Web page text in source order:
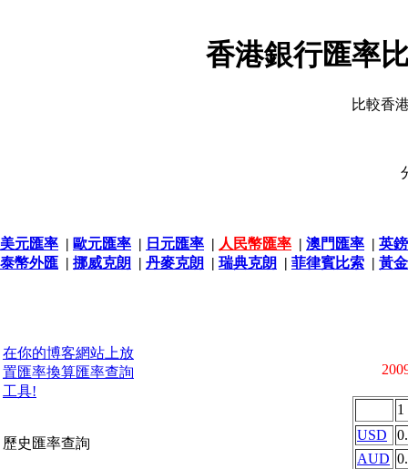
香港銀行匯率
比較香
美元匯率 | 歐元匯率 | 日元匯率 | 人民幣匯率 | 澳門匯率 | 英
泰幣外匯 | 挪威克朗 | 丹麥克朗 | 瑞典克朗 | 菲律賓比索 | 黃
在你的博客網站上放
置匯率換算匯率查詢
工具!
歷史匯率查詢
1
USD
AUD